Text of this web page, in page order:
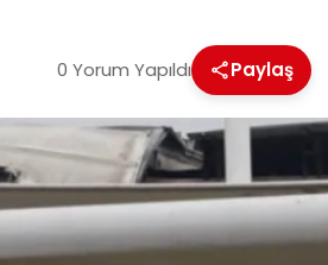
0 Yorum Yapıldı Paylaş